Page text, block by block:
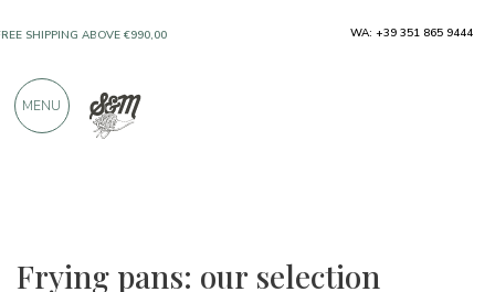
Frying pans: our selection
SHIPPING ABOVE €990,00
PRODUCTS FROM EXCELLENT
WA: +39 351 865 9444
MENU